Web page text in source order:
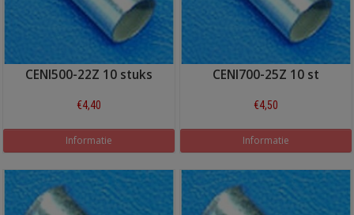
CENI500-22Z 10 stuks
€4,40
Informatie
CENI700-25Z 10 st
€4,50
Informatie